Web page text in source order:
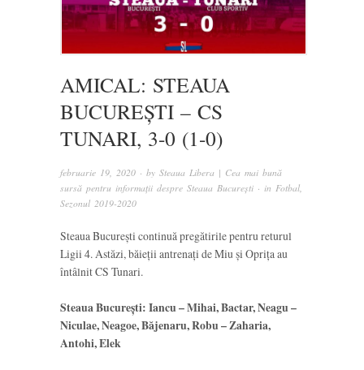
AMICAL: STEAUA
BUCUREȘTI – CS
TUNARI, 3-0 (1-0)
februarie 19, 2020 · by Steaua Libera | Cea mai bună
sursă pentru informații despre Steaua București · in Fotbal,
Sezonul 2019-2020
Steaua București continuă pregătirile pentru returul
Ligii 4. Astăzi, băieții antrenați de Miu și Oprița au
întâlnit CS Tunari.
Steaua București: Iancu – Mihai, Bactar, Neagu –
Niculae, Neagoe, Băjenaru, Robu – Zaharia,
Antohi, Elek